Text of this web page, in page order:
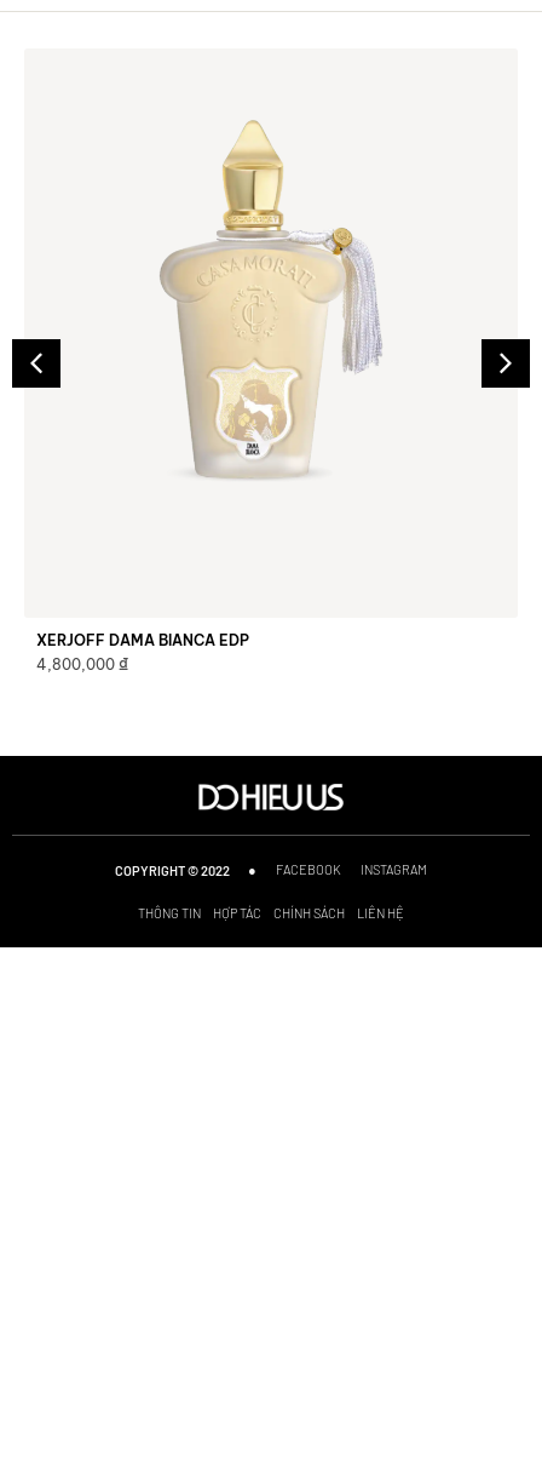
XERJOFF DAMA BIANCA EDP
4,800,000 ₫
COPYRIGHT © 2022 ● FACEBOOK INSTAGRAM
THÔNG TIN HỢP TÁC CHÍNH SÁCH LIÊN HỆ